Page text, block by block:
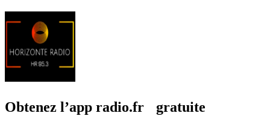
Obtenez l’app radio.fr gratuite